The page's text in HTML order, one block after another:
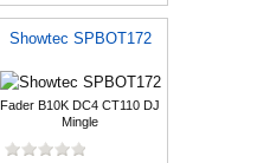
Showtec SPBOT172
Fader B10K DC4 CT110 DJ
Mingle